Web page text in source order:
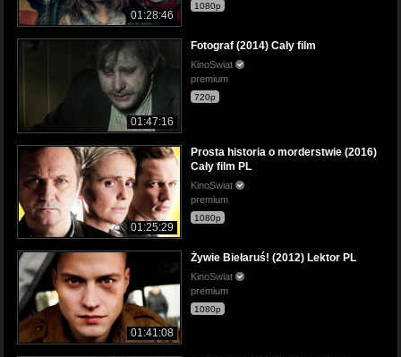
01:28:46
1080p
01:47:16
Fotograf (2014) Cały film
KinoSwiat
premium
720p
01:25:29
Prosta historia o morderstwie (2016)
Cały film PL
KinoSwiat
premium
1080p
01:41:08
Żywie Biełaruś! (2012) Lektor PL
KinoSwiat
premium
1080p